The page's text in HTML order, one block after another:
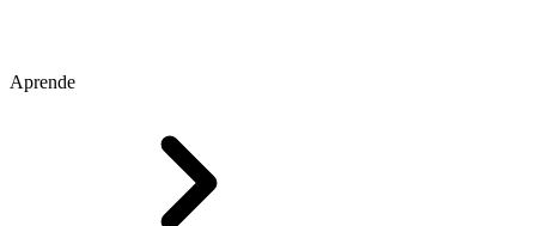
Aprende